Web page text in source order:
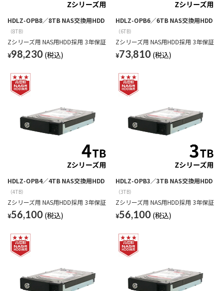
HDLZ-OPB8／8TB NAS交換用HDD
（8TB）
Zシリーズ用 NAS用HDD採用 3年保証
¥98,230
HDLZ-OPB6／6TB NAS交換用HDD
（6TB）
Zシリーズ用 NAS用HDD採用 3年保証
¥73,810
HDLZ-OPB4／4TB NAS交換用HDD
（4TB）
Zシリーズ用 NAS用HDD採用 3年保証
¥56,100
HDLZ-OPB3／3TB NAS交換用HDD
（3TB）
Zシリーズ用 NAS用HDD採用 3年保証
¥56,100